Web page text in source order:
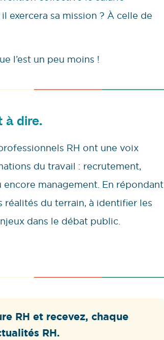
exercera sa mission ? À celle de
l’est un peu moins !
à dire.
RH ont une voix
du travail : recrutement,
management. En répondant
du terrain, à identifier les
dans le débat public.
RH et recevez, chaque
RH.